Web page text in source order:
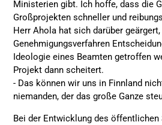
Ministerien gibt. Ich hoffe, dass die
Großprojekten schneller und
Herr Ahola hat sich darüber
Genehmigungsverfahren
Ideologie eines Beamten getroffen
Projekt dann scheitert.
- Das können wir uns in Finnland
niemanden, der das große Ganze
Bei der Entwicklung des